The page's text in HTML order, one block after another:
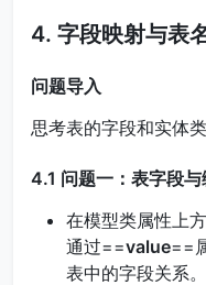
4. 字段映射与表
问题导入
思考表的字段和实体
4.1 问题一：表字段
在模型类属性上
通过==value==
表中的字段关系。